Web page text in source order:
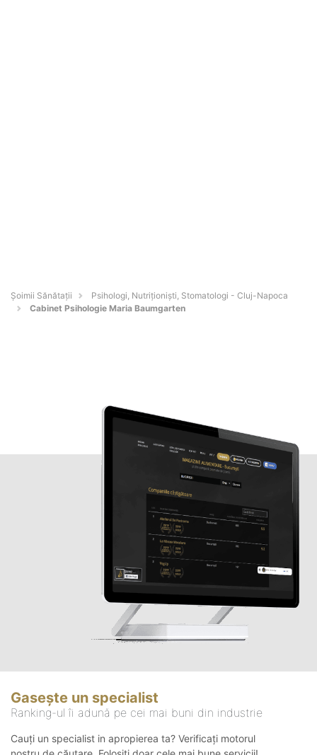
Şoimii Sănătații
Psihologi, Nutriționiști, Stomatologi - Cluj-Napoca
Cabinet Psihologie Maria Baumgarten
Gasește un specialist
Ranking-ul îi adună pe cei mai buni din industrie
Cauți un specialist in apropierea ta? Verificați motorul